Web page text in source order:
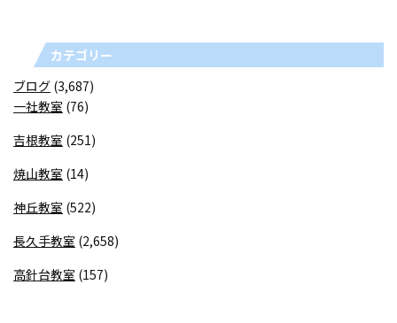
カテゴリー
ブログ (3,687)
一社教室 (76)
吉根教室 (251)
焼山教室 (14)
神丘教室 (522)
長久手教室 (2,658)
高針台教室 (157)